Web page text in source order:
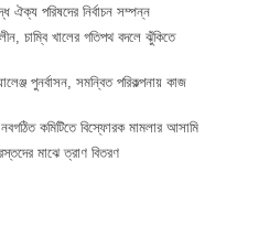
ঐক্য পরিষদের নির্বাচন সম্পন্ন
চাম্বি খালের গতিপথ বদলে ঝুঁকিতে
পুনর্বাসন, সমন্বিত পরিকল্পনায় কাজ
কমিটিতে বিস্ফোরক মামলার আসামি
মাঝে ত্রাণ বিতরণ